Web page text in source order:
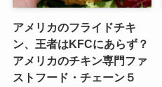
アメリカのフライドチキ
ン、王者はKFCにあらず？
アメリカのチキン専門ファ
ストフード・チェーン５